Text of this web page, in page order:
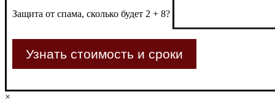
Защита от спама, сколько будет 2 + 8?
×